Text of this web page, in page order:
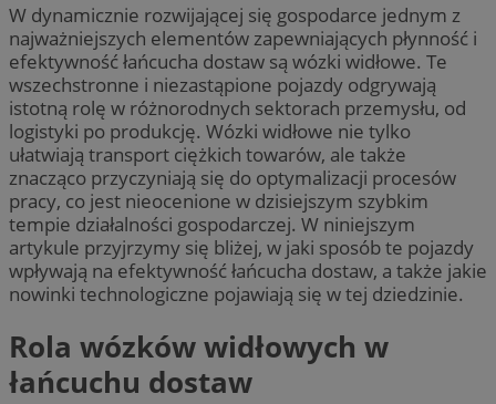
W dynamicznie rozwijającej się gospodarce jednym z
najważniejszych elementów zapewniających płynność i
efektywność łańcucha dostaw są wózki widłowe. Te
wszechstronne i niezastąpione pojazdy odgrywają
istotną rolę w różnorodnych sektorach przemysłu, od
logistyki po produkcję. Wózki widłowe nie tylko
ułatwiają transport ciężkich towarów, ale także
znacząco przyczyniają się do optymalizacji procesów
pracy, co jest nieocenione w dzisiejszym szybkim
tempie działalności gospodarczej. W niniejszym
artykule przyjrzymy się bliżej, w jaki sposób te pojazdy
wpływają na efektywność łańcucha dostaw, a także jakie
nowinki technologiczne pojawiają się w tej dziedzinie.
Rola wózków widłowych w
łańcuchu dostaw